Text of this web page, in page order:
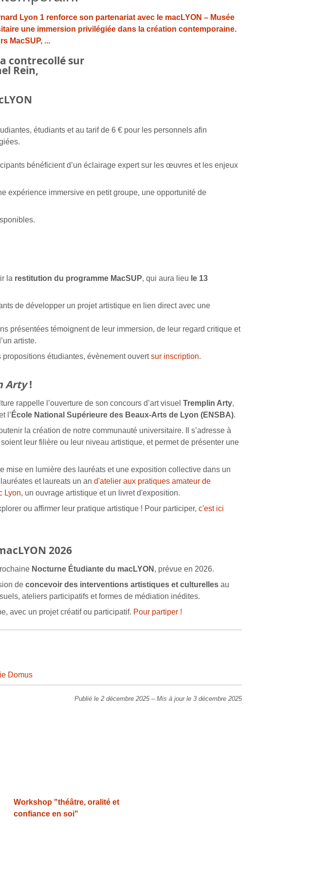
Lyon 1 renforce son partenariat avec le macLYON – Musée
une immersion privilégiée dans la création contemporaine.
MacSUP, ...
étudiants et au tarif de 6 € pour les personnels afin
bénéficient d’un éclairage expert sur les œuvres et les enjeux
expérience immersive en petit groupe, une opportunité de
la restitution du programme MacSUP, qui aura lieu le 13
de développer un projet artistique en lien direct avec une
présentées témoignent de leur immersion, de leur regard critique et
artiste.
étudiantes, évènement ouvertsur inscription.
Arty!
rappelle l’ouverture de son concours d’art visuel Tremplin Arty,
l’ École National Supérieure des Beaux-Arts de Lyon (ENSBA).
la création de notre communauté universitaire. Il s’adresse à
leur filière ou leur niveau artistique, et permet de présenter une
mise en lumière des lauréats et une exposition collective dans un
et laureats un an d'atelier aux pratiques amateur de
Lyon, un ouvrage artistique et un livret d'exposition.
ou affirmer leur pratique artistique ! Pour participer, c'est ici
2026
Nocturne Étudiante du macLYON , prévue en 2026.
de concevoir des interventions artistiques et culturellesau
ateliers participatifs et formes de médiation inédites.
avec un projet créatif ou participatif. Pour partiper !
Domus
Publié le 2 décembre 2025 – Mis à jour le 3 décembre 2025
Workshop "théâtre, oralité et
confiance en soi"